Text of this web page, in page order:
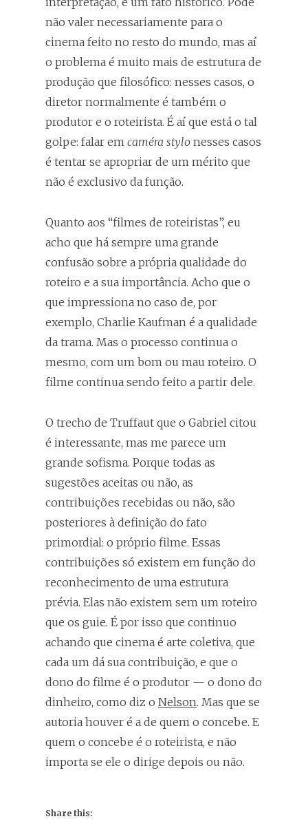
não valer necessariamente para o
cinema feito no resto do mundo, mas aí
o problema é muito mais de estrutura de
produção que filosófico: nesses casos, o
diretor normalmente é também o
produtor e o roteirista. É aí que está o tal
golpe: falar em caméra stylo nesses casos
é tentar se apropriar de um mérito que
não é exclusivo da função.
Quanto aos “filmes de roteiristas”, eu
acho que há sempre uma grande
confusão sobre a própria qualidade do
roteiro e a sua importância. Acho que o
que impressiona no caso de, por
exemplo, Charlie Kaufman é a qualidade
da trama. Mas o processo continua o
mesmo, com um bom ou mau roteiro. O
filme continua sendo feito a partir dele.
O trecho de Truffaut que o Gabriel citou
é interessante, mas me parece um
grande sofisma. Porque todas as
sugestões aceitas ou não, as
contribuições recebidas ou não, são
posteriores à definição do fato
primordial: o próprio filme. Essas
contribuições só existem em função do
reconhecimento de uma estrutura
prévia. Elas não existem sem um roteiro
que os guie. É por isso que continuo
achando que cinema é arte coletiva, que
cada um dá sua contribuição, e que o
dono do filme é o produtor — o dono do
dinheiro, como diz o Nelson. Mas que se
autoria houver é a de quem o concebe. E
quem o concebe é o roteirista, e não
importa se ele o dirige depois ou não.
Share this: